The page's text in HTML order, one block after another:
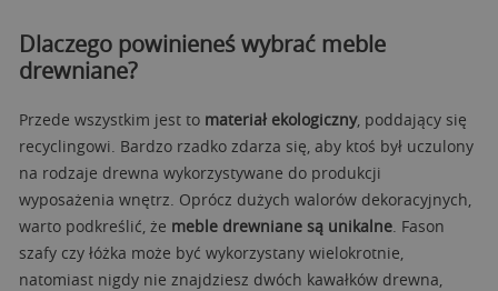
Dlaczego powinieneś wybrać meble
drewniane?
Przede wszystkim jest to materiał ekologiczny, poddający się
recyclingowi. Bardzo rzadko zdarza się, aby ktoś był uczulony
na rodzaje drewna wykorzystywane do produkcji
wyposażenia wnętrz. Oprócz dużych walorów dekoracyjnych,
warto podkreślić, że meble drewniane są unikalne . Fason
szafy czy łóżka może być wykorzystany wielokrotnie,
natomiast nigdy nie znajdziesz dwóch kawałków drewna,